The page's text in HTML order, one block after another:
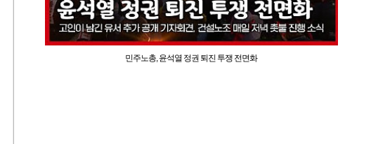
민주노총, 윤석열 정권 퇴진 투쟁 전면화